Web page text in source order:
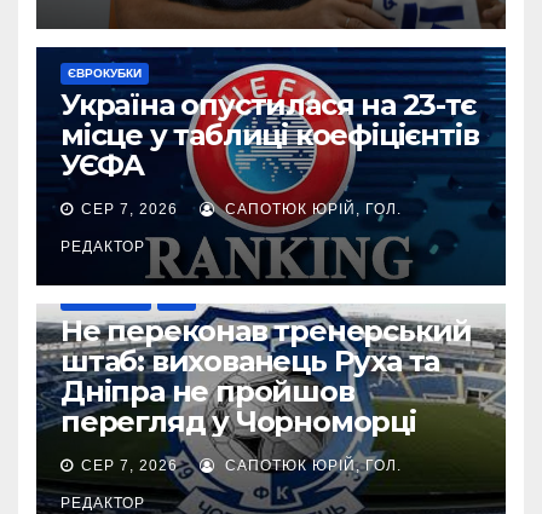
ЄВРОКУБКИ
Україна опустилася на 23-тє
місце у таблиці коефіцієнтів
УЄФА
СЕР 7, 2026 САПОТЮК ЮРІЙ, ГОЛ.
РЕДАКТОР
Не переконав тренерський
штаб: вихованець Руха та
Дніпра не пройшов
перегляд у Чорноморці
СЕР 7, 2026 САПОТЮК ЮРІЙ, ГОЛ.
РЕДАКТОР